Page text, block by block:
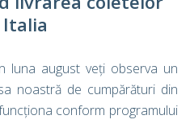
luna august veți observa un
noastră de cumpărături din
conform programului